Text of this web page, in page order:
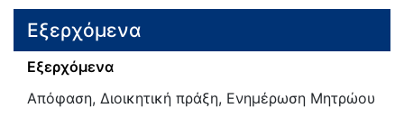
Εξερχόμενα
Εξερχόμενα
Απόφαση, Διοικητική πράξη, Ενημέρωση Μητρώου